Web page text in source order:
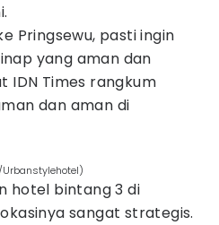
Pringsewu, pasti ingin
yang aman dan
IDN Times rangkum
dan aman di
hotel bintang 3 di
sangat strategis.